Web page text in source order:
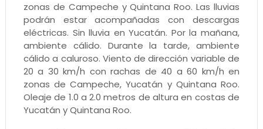
zonas de Campeche y Quintana Roo. Las lluvias
podrán estar acompañadas con descargas
eléctricas. Sin lluvia en Yucatán. Por la mañana,
ambiente cálido. Durante la tarde, ambiente
cálido a caluroso. Viento de dirección variable de
20 a 30 km/h con rachas de 40 a 60 km/h en
zonas de Campeche, Yucatán y Quintana Roo.
Oleaje de 1.0 a 2.0 metros de altura en costas de
Yucatán y Quintana Roo.